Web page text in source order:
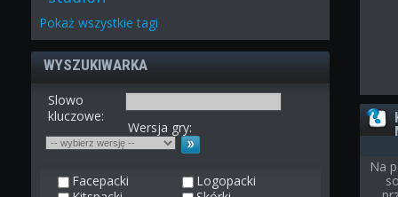
Pokażwszystkie tagi
WYSZUKIWARKA
Slowo
kluczowe:
Wersja gry:
Facepacki
Logopacki
Na